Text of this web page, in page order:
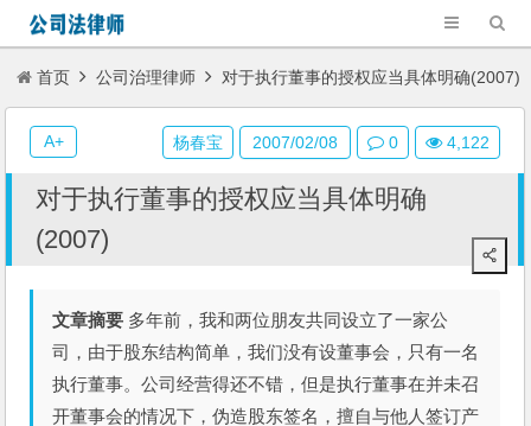
首页 公司治理律师 对于执行董事的授权应当具体明确(2007)
对于执行董事的授权应当具体明确
(2007)
文章摘要 多年前，我和两位朋友共同设立了一家公
司，由于股东结构简单，我们没有设董事会，只有一名
执行董事。公司经营得还不错，但是执行董事在并未召
开董事会的情况下，伪造股东签名，擅自与他人签订产
杨春宝 2007/02/08 0 4,122
A+